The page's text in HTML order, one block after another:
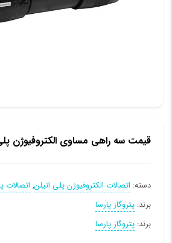
قیمت سه راهی مساوی الکتروفیوژن
دسته: اتصالات الکتروفیوژن پلی اتیلن, اتصالات
برند: پتروگاز پارسا
برند: پتروگاز پارسا